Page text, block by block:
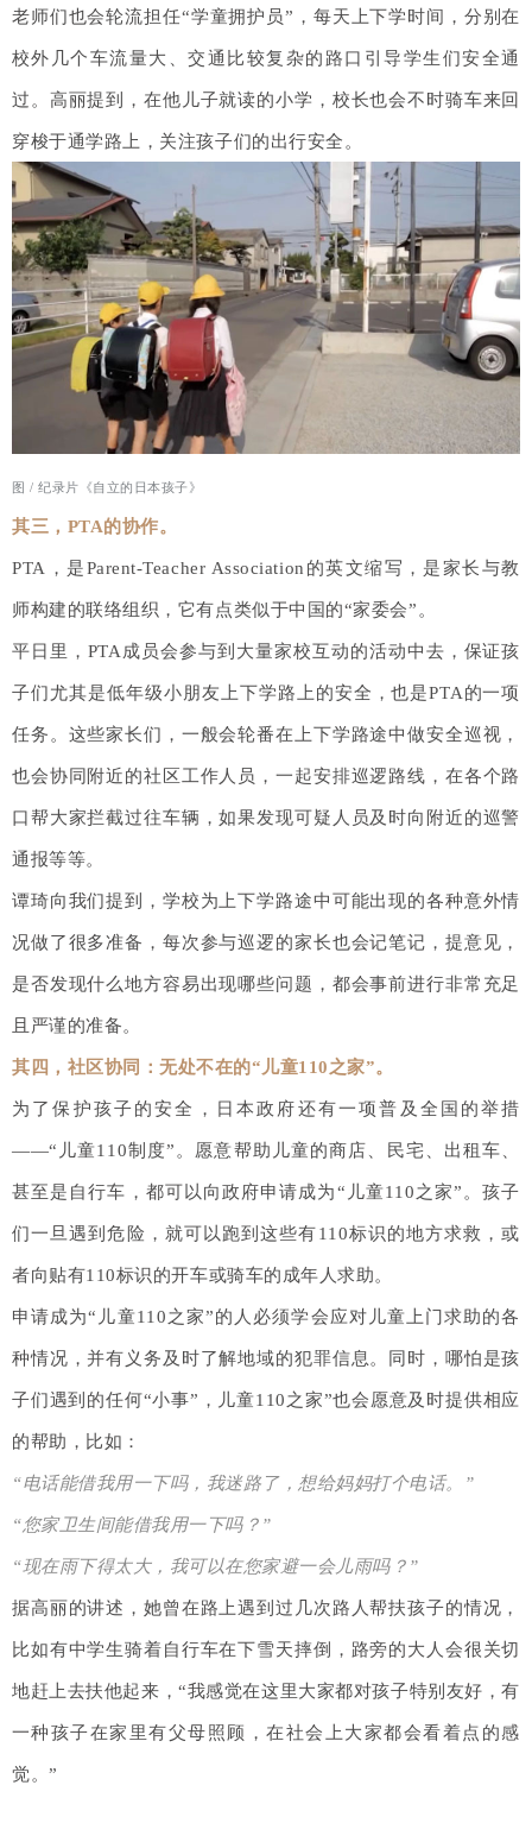
老师们也会轮流担任“学童拥护员”，每天上下学时间，分别在
校外几个车流量大、交通比较复杂的路口引导学生们安全通
过。高丽提到，在他儿子就读的小学，校长也会不时骑车来回
穿梭于通学路上，关注孩子们的出行安全。
图 /纪录片《自立的日本孩子》
其三，PTA的协作。
PTA，是Parent-Teacher Association的英文缩写，是家长与教
师构建的联络组织，它有点类似于中国的“家委会”。
平日里，PTA成员会参与到大量家校互动的活动中去，保证孩
子们尤其是低年级小朋友上下学路上的安全，也是PTA的一项
任务。这些家长们，一般会轮番在上下学路途中做安全巡视，
也会协同附近的社区工作人员，一起安排巡逻路线，在各个路
口帮大家拦截过往车辆，如果发现可疑人员及时向附近的巡警
通报等等。
谭琦向我们提到，学校为上下学路途中可能出现的各种意外情
况做了很多准备，每次参与巡逻的家长也会记笔记，提意见，
是否发现什么地方容易出现哪些问题，都会事前进行非常充足
且严谨的准备。
其四，社区协同：无处不在的“儿童110之家”。
为了保护孩子的安全，日本政府还有一项普及全国的举措
——“儿童110制度”。愿意帮助儿童的商店、民宅、出租车、
甚至是自行车，都可以向政府申请成为“儿童110之家”。孩子
们一旦遇到危险，就可以跑到这些有110标识的地方求救，或
者向贴有110标识的开车或骑车的成年人求助。
申请成为“儿童110之家”的人必须学会应对儿童上门求助的各
种情况，并有义务及时了解地域的犯罪信息。同时，哪怕是孩
子们遇到的任何“小事”，儿童110之家”也会愿意及时提供相应
的帮助，比如：
“电话能借我用一下吗，我迷路了，想给妈妈打个电话。”
“您家卫生间能借我用一下吗？”
“现在雨下得太大，我可以在您家避一会儿雨吗？”
据高丽的讲述，她曾在路上遇到过几次路人帮扶孩子的情况，
比如有中学生骑着自行车在下雪天摔倒，路旁的大人会很关切
地赶上去扶他起来，“我感觉在这里大家都对孩子特别友好，有
一种孩子在家里有父母照顾，在社会上大家都会看着点的感
觉。”